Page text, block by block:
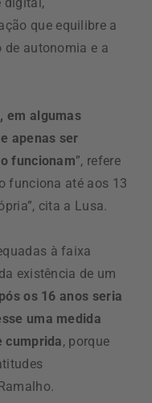
que equilibre a
de autonomia e a
em algumas
apenas ser
funcionam”, refere
funciona até aos 13
cita a Lusa.
à faixa
existência de um
os 16 anos seria
uma medida
cumprida, porque